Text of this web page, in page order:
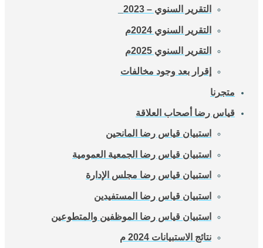
التقرير السنوي – 2023_
التقرير السنوي 2024م
التقرير السنوي 2025م
إقرار بعد وجود مخالفات
متجرنا
قياس رضا أصحاب العلاقة
استبيان قياس رضا المانحين
استبيان قياس رضا الجمعية العمومية
استبيان قياس رضا مجلس الإدارة
استبيان قياس رضا المستفيدين
استبيان قياس رضا الموظفين والمتطوعين
نتائج الاستبيانات 2024 م